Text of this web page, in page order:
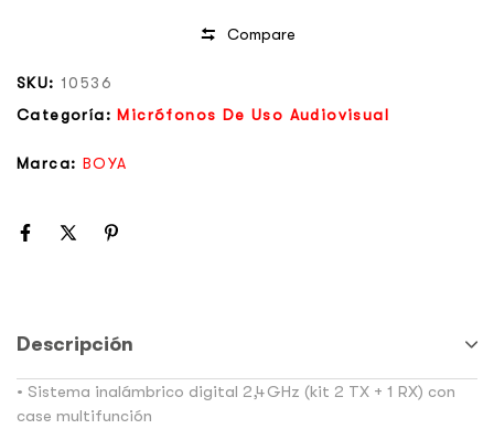
Compare
SKU: 10536
Categoría: Micrófonos De Uso Audiovisual
Marca: BOYA
Descripción
• Sistema inalámbrico digital 2,4 GHz (kit 2 TX + 1 RX) con
case multifunción